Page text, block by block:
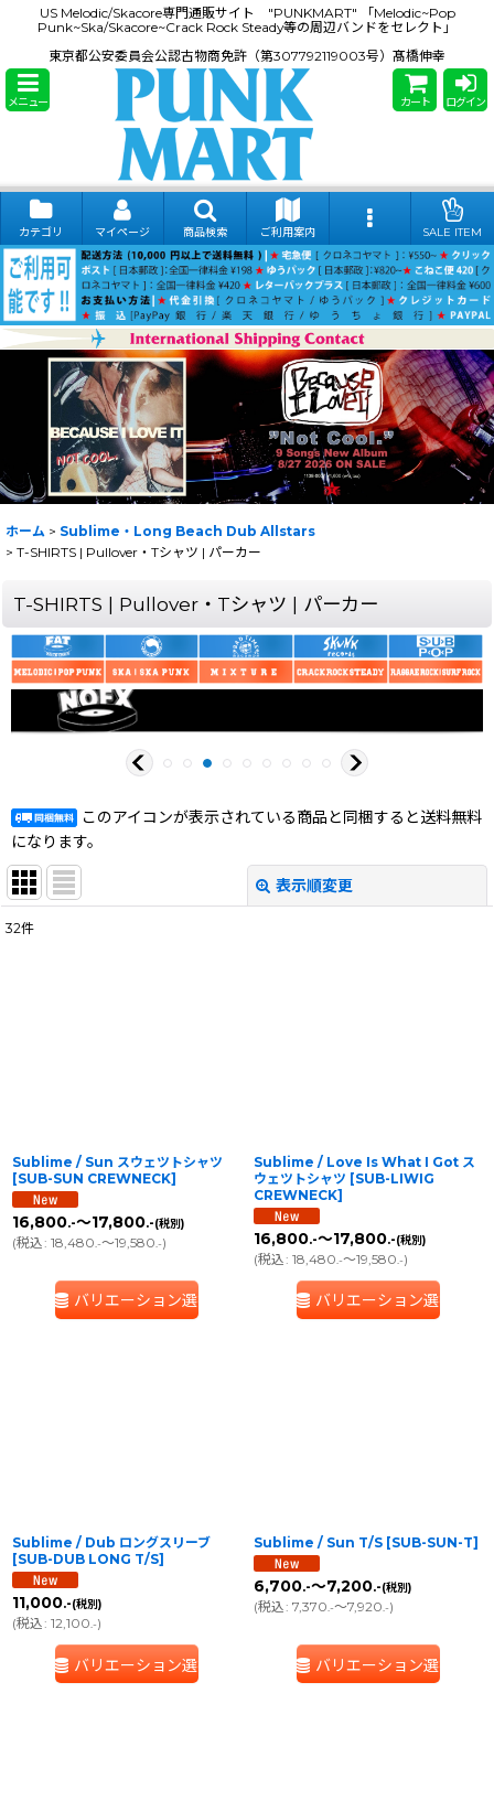
US Melodic/Skacore専門通販サイト "PUNKMART" 「Melodic~Pop
Punk~Ska/Skacore~Crack Rock Steady等の周辺バンドをセレクト」
東京都公安委員会公認古物商免許（第307792119003号）髙橋伸幸
メニュー カート ログイン
カテゴリ マイページ 商品検索 ご利用案内 SALE ITEM
ホーム > Sublime・Long Beach Dub Allstars
> T-SHIRTS | Pullover・Tシャツ | パーカー
T-SHIRTS | Pullover・Tシャツ | パーカー
このアイコンが表示されている商品と同梱すると送料無料
になります。
表示順変更
32件
Sublime / Sun スウェツトシャツ
[SUB-SUN CREWNECK]
16,800.-～17,800.-(税別)
(税込: 18,480.-～19,580.-)
バリエーション選択
Sublime / Love Is What I Got ス
ウェツトシャツ [SUB-LIWIG
CREWNECK]
16,800.-～17,800.-(税別)
(税込: 18,480.-～19,580.-)
バリエーション選択
Sublime / Dub ロングスリーブ
[SUB-DUB LONG T/S]
11,000.-(税別)
(税込: 12,100.-)
バリエーション選択
Sublime / Sun T/S [SUB-SUN-T]
6,700.-～7,200.-(税別)
(税込: 7,370.-～7,920.-)
バリエーション選択